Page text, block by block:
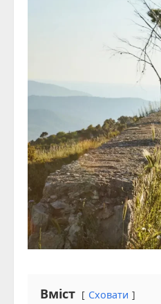
Вміст Сховати